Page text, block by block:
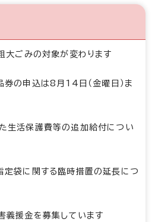
大ごみの対象が変わります
券の申込は8月14日（金曜日）ま
生活保護費等の追加給付につい
定袋に関する臨時措置の延長につ
義援金を募集しています